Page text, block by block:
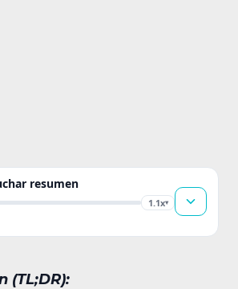
resumen
1.1x▾
(TL;DR):